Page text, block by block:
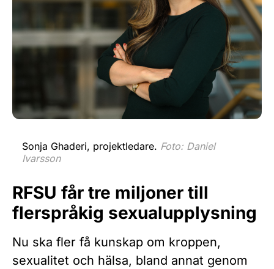
Sonja Ghaderi, projektledare. Foto: Daniel
Ivarsson
RFSU får tre miljoner till
flerspråkig sexualupplysning
Nu ska fler få kunskap om kroppen,
sexualitet och hälsa, bland annat genom